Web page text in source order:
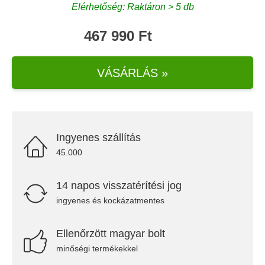
Elérhetőség: Raktáron > 5 db
467 990 Ft
VÁSÁRLÁS »
Ingyenes szállítás
45.000
14 napos visszatérítési jog
ingyenes és kockázatmentes
Ellenőrzött magyar bolt
minőségi termékekkel